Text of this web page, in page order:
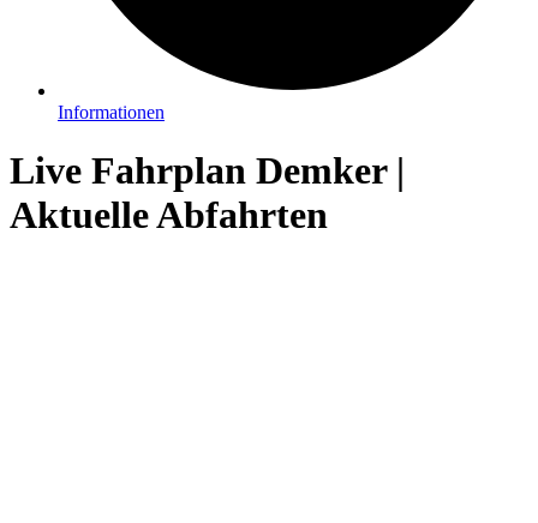
Informationen
Live Fahrplan Demker |
Aktuelle Abfahrten